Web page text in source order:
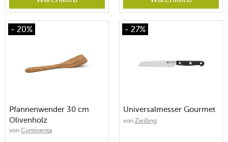
- 20%
Pfannenwender 30 cm
Olivenholz
von Continenta
- 27%
Universalmesser Gourmet
von Zwilling